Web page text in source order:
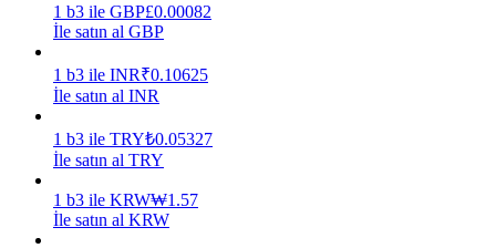
Staking
1 b3 ile GBP£0.00082
İle satın al GBP
1 b3 ile INR₹0.10625
İle satın al INR
1 b3 ile TRY₺0.05327
İle satın al TRY
1 b3 ile KRW₩1.57
İle satın al KRW